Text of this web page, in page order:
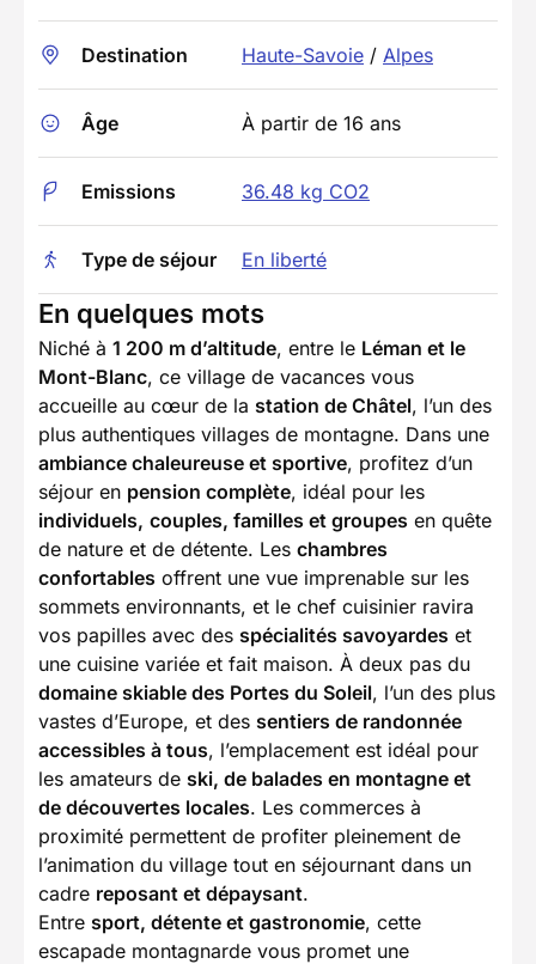
Destination Haute-Savoie / Alpes
Âge À partir de 16 ans
Emissions 36.48 kg CO2
Type de séjour En liberté
En quelques mots
Niché à 1 200 m d’altitude, entre le Léman et le
Mont-Blanc, ce village de vacances vous
accueille au cœur de la station de Châtel, l’un des
plus authentiques villages de montagne. Dans une
ambiance chaleureuse et sportive, profitez d’un
séjour en pension complète, idéal pour les
individuels, couples, familles et groupes en quête
de nature et de détente. Les chambres
confortables offrent une vue imprenable sur les
sommets environnants, et le chef cuisinier ravira
vos papilles avec des spécialités savoyardes et
une cuisine variée et fait maison. À deux pas du
domaine skiable des Portes du Soleil, l’un des plus
vastes d’Europe, et des sentiers de randonnée
accessibles à tous, l’emplacement est idéal pour
les amateurs de ski, de balades en montagne et
de découvertes locales. Les commerces à
proximité permettent de profiter pleinement de
l’animation du village tout en séjournant dans un
cadre reposant et dépaysant.
Entre sport, détente et gastronomie, cette
escapade montagnarde vous promet une